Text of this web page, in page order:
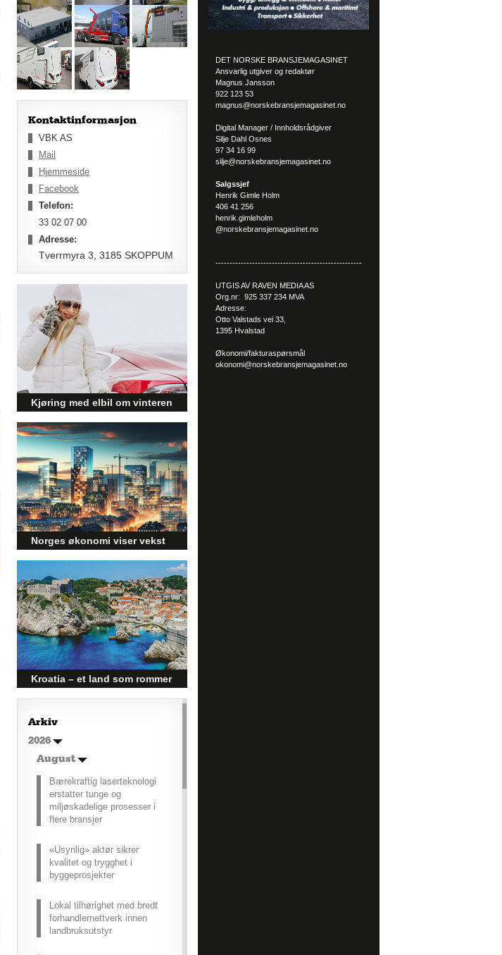
Kontaktinformasjon
VBK AS
Mail
Hjemmeside
Facebook
Telefon:
33 02 07 00
Adresse:
Tverrmyra 3, 3185 SKOPPUM
Kjøring med elbil om vinteren
– hvordan få bedre
rekkevidde?
Elbiler (EV) representerer
fremtiden for transport, men deres
effektivitet under utfordrende
vinterforhold kan være en
utfordring.
Norges økonomi viser vekst
og påvirker byggebransjen
Den norske økonomien har vist
jevn vekst de siste tre kvartalene,
noe som skaper optimisme på
tvers av ulike sektorer.
Byggebransjen er spesielt godt
posisjonert til å dra nytte av denne
økonomiske oppgangen.
Kroatia – et land som rommer
mer enn kysten
Kroatia forbindes ofte med sol,
bading og klart hav, men landet
har langt flere sider enn det
førsteinntrykket mange sitter igjen
Arkiv
2026
August
Bærekraftig laserteknologi
erstatter tunge og
miljøskadelige prosesser i
flere bransjer
«Usynlig» aktør sikrer
kvalitet og trygghet i
byggeprosjekter
Lokal tilhørighet med bredt
forhandlernettverk innen
landbruksutstyr
DET NORSKE BRANSJEMAGASINET
Ansvarlig utgiver og redaktør
Magnus Jansson
922 123 53
magnus@norskebransjemagasinet.no
Digital Manager / Innholdsrådgiver
Silje Dahl Osnes
97 34 16 99
silje@norskebransjemagasinet.no
Salgssjef
Henrik Gimle Holm
406 41 256
henrik.gimleholm
@norskebransjemagasinet.no
----------------------------------------------------
UTGIS AV RAVEN MEDIA AS
Org.nr: 925 337 234 MVA
Adresse:
Otto Valstads vei 33,
1395 Hvalstad
Økonomi/fakturaspørsmål
okonomi@norskebransjemagasinet.no